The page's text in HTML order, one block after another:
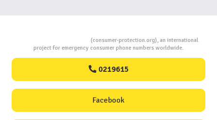
(consumer-protection.org), an international
project for emergency consumer phone numbers worldwide.
0219615
Facebook